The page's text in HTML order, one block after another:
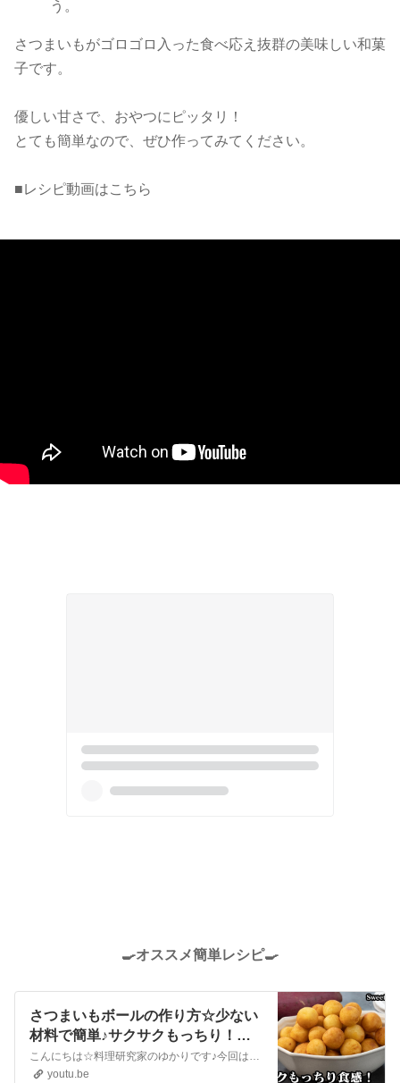
う。
さつまいもがゴロゴロ入った食べ応え抜群の美味しい和菓
子です。
優しい甘さで、おやつにピッタリ！
とても簡単なので、ぜひ作ってみてください。
■レシピ動画はこちら
🍳オススメ簡単レシピ🍳
さつまいもボールの作り方☆少ない
材料で簡単♪サクサクもっちり！や
みつき食感♪一度食べたら止まらな
いさつまいもボールです☆-How to
こんにちは☆料理研究家のゆかりです♪今回は、さつまいもボールを作りました☆少ない材料で簡単！丸めて揚げるだけ！サクサクもっちり食感がやみつきに。一度食べたら止まらない美味しい簡単おやつレシピです。とても美味しいので、ぜひ作ってみてください☆Hello☆I'm Yukari, a culinary research...
youtu.be